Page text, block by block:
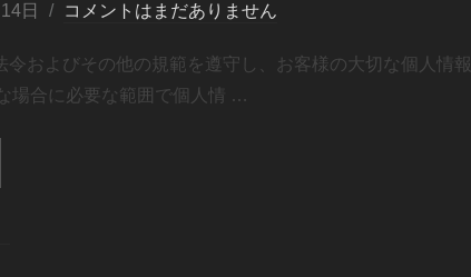
日 コメントはまだありません
およびその他の規範を遵守し、お客様の大切な個人情報
場合に必要な範囲で個人情 …